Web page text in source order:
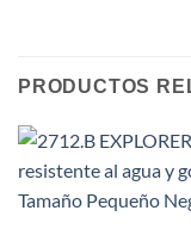
PRODUCTOS